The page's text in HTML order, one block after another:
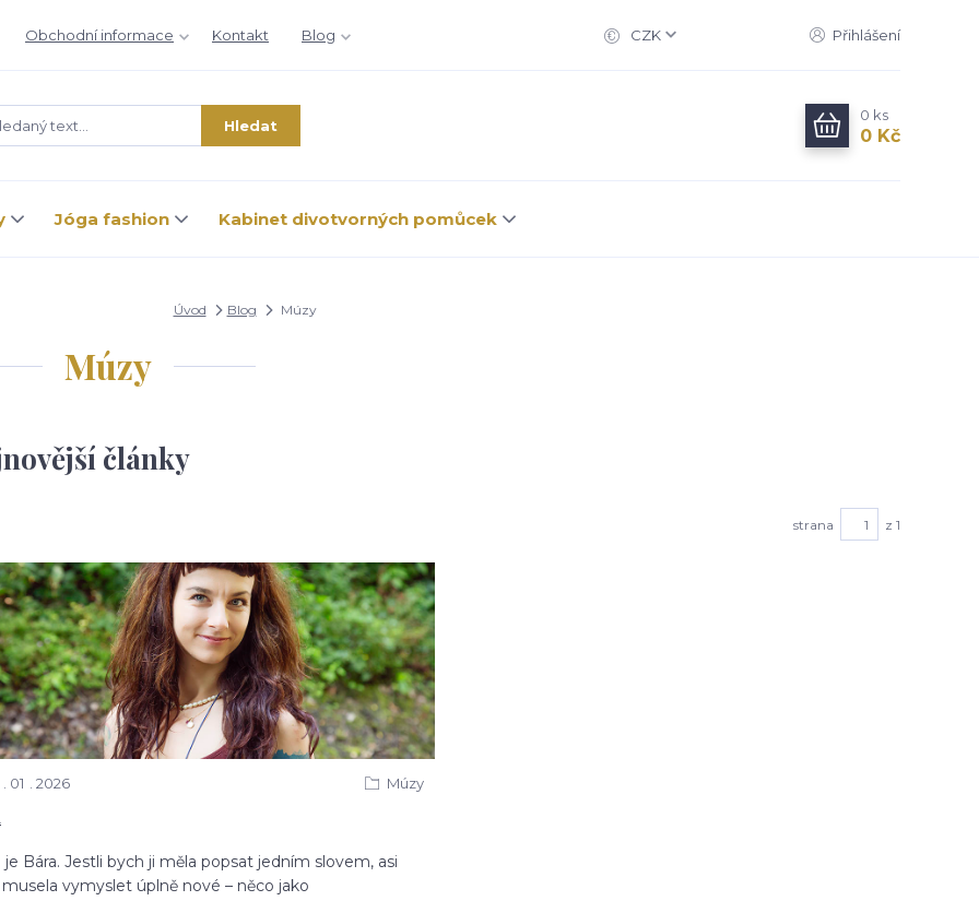
Obchodní informace Kontakt Blog CZK Přihlášení
Hledat
0 ks
0 Kč
Jóga fashion Kabinet divotvorných pomůcek
Úvod Blog Múzy
Múzy
články
strana z 1
01 2026 Múzy
je Bára. Jestli bych ji měla popsat jedním slovem, asi
vymyslet úplně nové – něco jako